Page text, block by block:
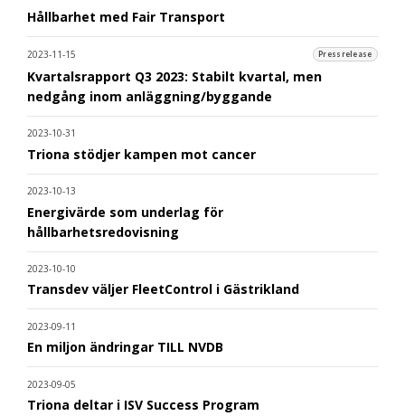
Hållbarhet med Fair Transport
2023-11-15 Pressrelease
Kvartalsrapport Q3 2023: Stabilt kvartal, men
nedgång inom anläggning/byggande
2023-10-31
Triona stödjer kampen mot cancer
2023-10-13
Energivärde som underlag för
hållbarhetsredovisning
2023-10-10
Transdev väljer FleetControl i Gästrikland
2023-09-11
En miljon ändringar TILL NVDB
2023-09-05
Triona deltar i ISV Success Program